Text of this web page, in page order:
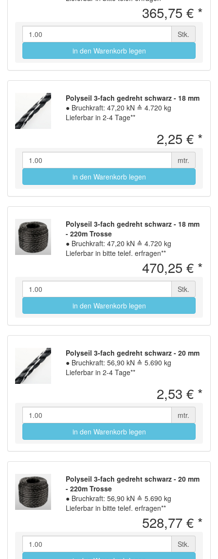
365,75 € *
Stk.
in den Warenkorb legen
Polyseil 3-fach gedreht schwarz - 18 mm
● Bruchkraft: 47,20 kN ≙ 4.720 kg
Lieferbar in 2-4 Tage**
2,25 € *
mtr.
in den Warenkorb legen
Polyseil 3-fach gedreht schwarz - 18 mm
- 220m Trosse
● Bruchkraft: 47,20 kN ≙ 4.720 kg
Lieferbar in bitte telef. erfragen**
470,25 € *
Stk.
in den Warenkorb legen
Polyseil 3-fach gedreht schwarz - 20 mm
● Bruchkraft: 56,90 kN ≙ 5.690 kg
Lieferbar in 2-4 Tage**
2,53 € *
mtr.
in den Warenkorb legen
Polyseil 3-fach gedreht schwarz - 20 mm
- 220m Trosse
● Bruchkraft: 56,90 kN ≙ 5.690 kg
Lieferbar in bitte telef. erfragen**
528,77 € *
Stk.